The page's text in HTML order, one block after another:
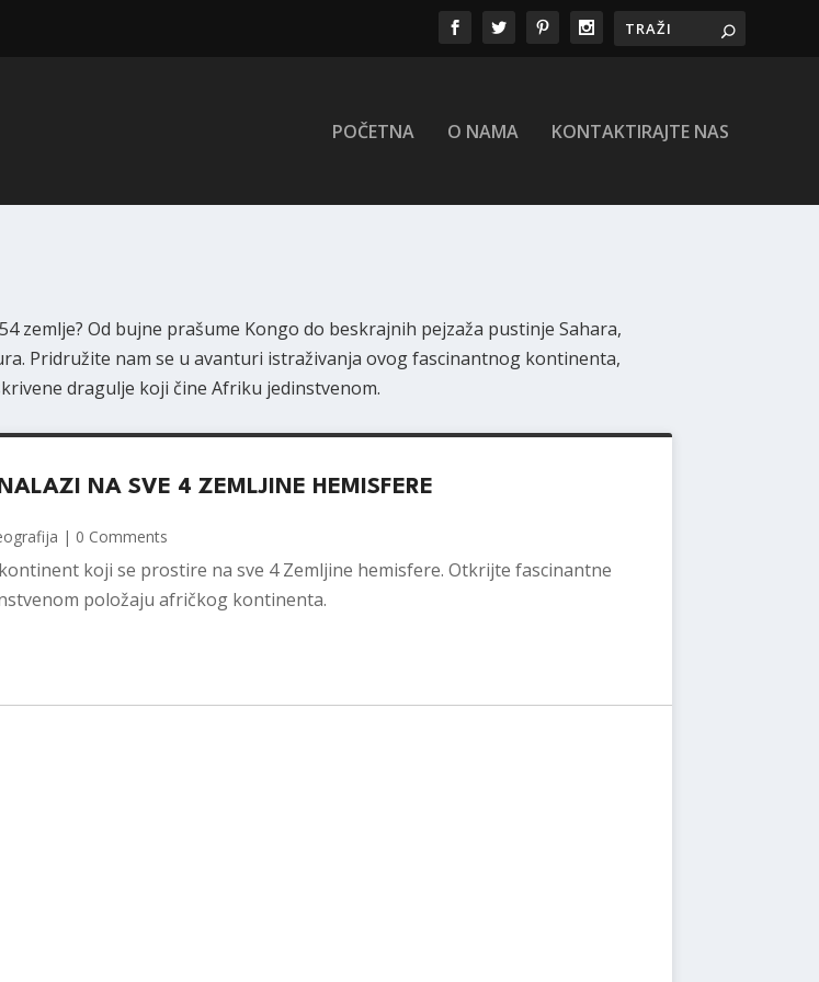
POČETNA O NAMA KONTAKTIRAJTE NAS
zemlje? Od bujne prašume Kongo do beskrajnih pejzaža pustinje Sahara,
Pridružite nam se u avanturi istraživanja ovog fascinantnog kontinenta,
dragulje koji čine Afriku jedinstvenom.
NA SVE 4 ZEMLJINE HEMISFERE
| 0 Comments
koji se prostire na sve 4 Zemljine hemisfere. Otkrijte fascinantne
položaju afričkog kontinenta.